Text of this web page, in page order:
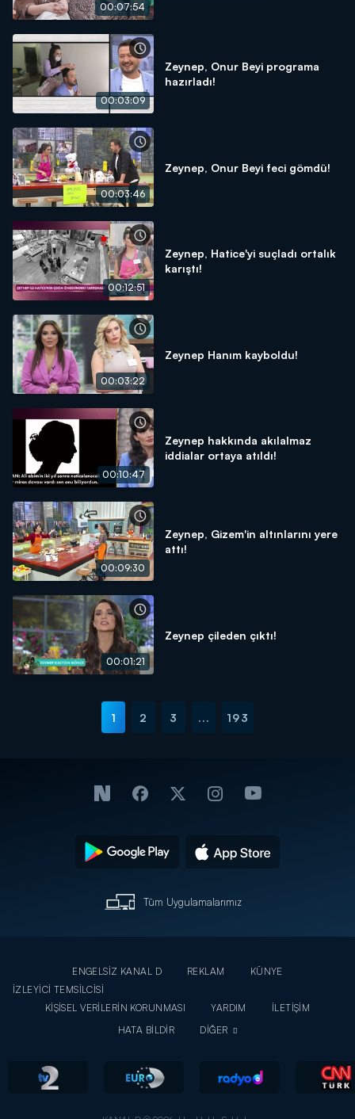
00:07:54
00:03:09
Zeynep, Onur Beyi programa
hazırladı!
00:03:46
Zeynep, Onur Beyi feci gömdü!
00:12:51
Zeynep, Hatice'yi suçladı ortalık
karıştı!
00:03:22
Zeynep Hanım kayboldu!
00:10:47
Zeynep hakkında akılalmaz
iddialar ortaya atıldı!
00:09:30
Zeynep, Gizem'in altınlarını yere
attı!
00:01:21
Zeynep çileden çıktı!
1 2 3 ... 193
Tüm Uygulamalarımız
ENGELSİZ KANAL D REKLAM
KÜNYE
İZLEYİCİ TEMSİLCİSİ
KİŞİSEL VERİLERİN KORUNMASI
YARDIM
İLETİŞİM
HATA BİLDİR
DİĞER